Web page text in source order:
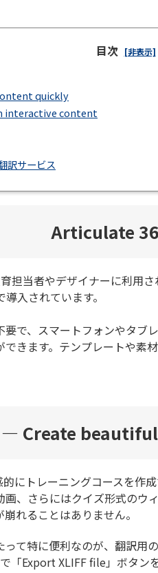
目次 [非表示]
quickly
interactive content
訳サービス
Articulate
担当者やデザイナーに利用
入されています。
で、スマートフォンやタブ
きます。テンプレートや素
― Create
にトレーニングコースを作成
、さらにはクイズ形式のウ
れることはありません。
て特に便利なのが、翻訳用
「Export XLIFF file」ボタン